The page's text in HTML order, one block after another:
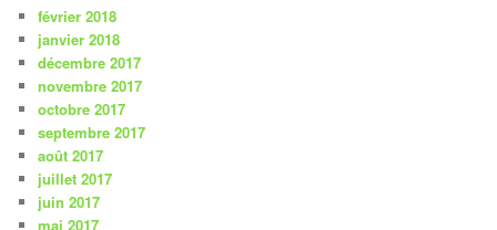
février 2018
janvier 2018
décembre 2017
novembre 2017
octobre 2017
septembre 2017
août 2017
juillet 2017
juin 2017
mai 2017